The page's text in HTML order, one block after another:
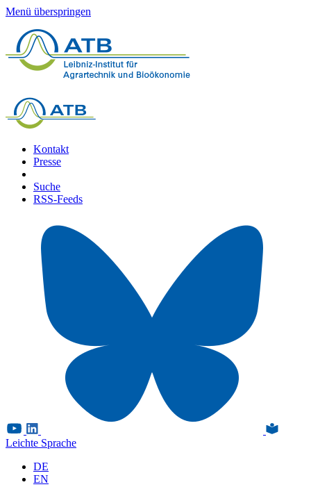
Menü überspringen
Kontakt
Presse
Suche
RSS-Feeds
Leichte Sprache
DE
EN